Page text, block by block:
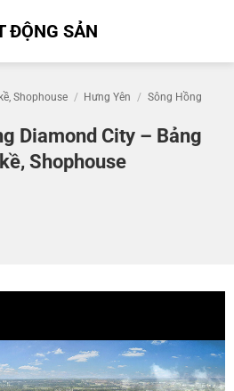
ĐỘNG SẢN
Shophouse / Hưng Yên / Sông Hồng
Diamond City – Bảng
Shophouse